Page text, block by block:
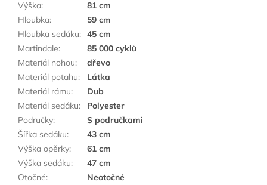
Výška:
81 cm
Hloubka:
59 cm
Hloubka sedáku: 45 cm
Martindale:
85 000 cyklů
Materiál nohou:
dřevo
Materiál potahu:
Látka
Materiál rámu:
Dub
Materiál sedáku:
Polyester
Područky:
S područkami
Šířka sedáku:
43 cm
Výška opěrky:
61 cm
Výška sedáku:
47 cm
Otočné:
Neotočné